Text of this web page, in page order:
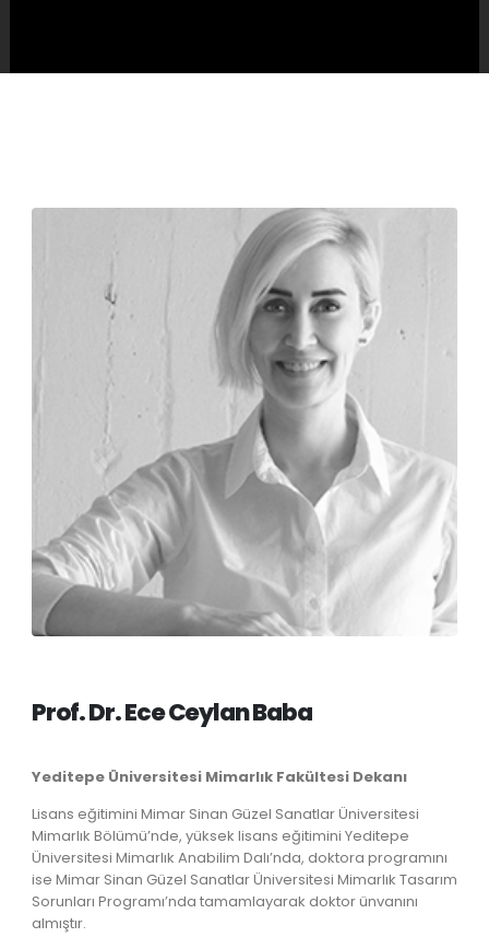
Prof. Dr. Ece Ceylan Baba
Yeditepe Üniversitesi Mimarlık Fakültesi Dekanı
Lisans eğitimini Mimar Sinan Güzel Sanatlar Üniversitesi
Mimarlık Bölümü’nde, yüksek lisans eğitimini Yeditepe
Üniversitesi Mimarlık Anabilim Dalı’nda, doktora programını
ise Mimar Sinan Güzel Sanatlar Üniversitesi Mimarlık Tasarım
Sorunları Programı’nda tamamlayarak doktor ünvanını
almıştır.